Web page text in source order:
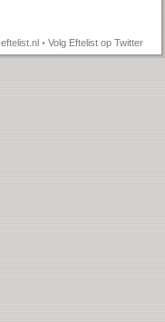
• Volg Eftelist op Twitter